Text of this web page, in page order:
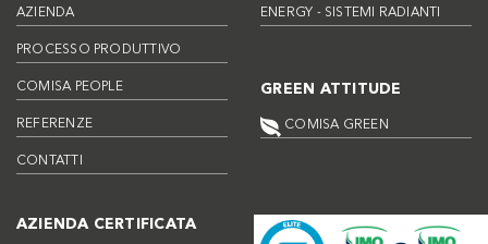
AZIENDA
PROCESSO PRODUTTIVO
COMISA PEOPLE
REFERENZE
CONTATTI
ENERGY - SISTEMI RADIANTI
GREEN ATTITUDE
COMISA GREEN
AZIENDA CERTIFICATA